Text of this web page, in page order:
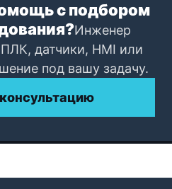
с подбором
Инженер
датчики, HMI или
под вашу задачу.